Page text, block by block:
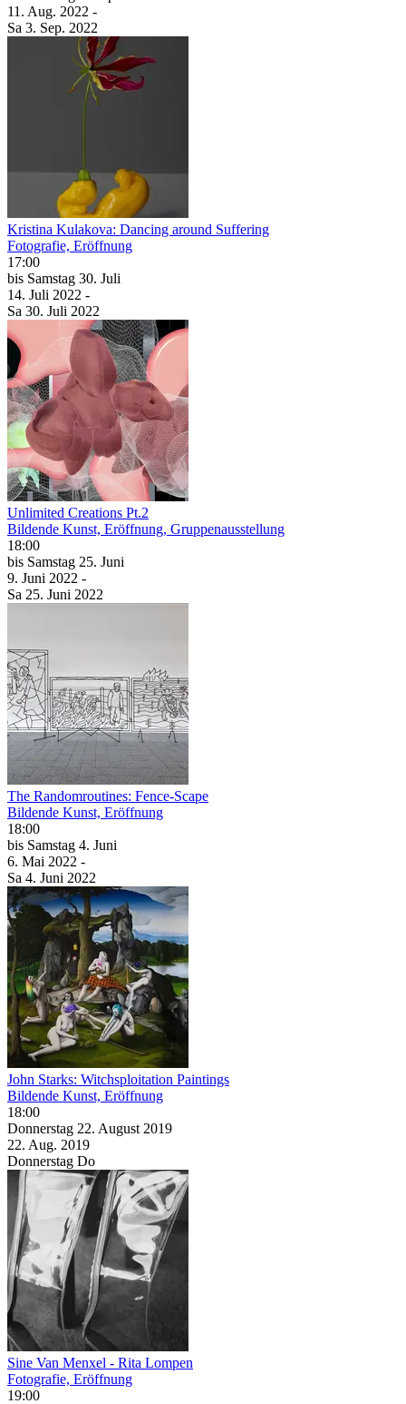
11. Aug. 2022 -
Sa 3. Sep. 2022
Kristina Kulakova: Dancing around Suffering
Fotografie, Eröffnung
17:00
bis Samstag 30. Juli
14. Juli 2022 -
Sa 30. Juli 2022
Unlimited Creations Pt.2
Bildende Kunst, Eröffnung, Gruppenausstellung
18:00
bis Samstag 25. Juni
9. Juni 2022 -
Sa 25. Juni 2022
The Randomroutines: Fence-Scape
Bildende Kunst, Eröffnung
18:00
bis Samstag 4. Juni
6. Mai 2022 -
Sa 4. Juni 2022
John Starks: Witchsploitation Paintings
Bildende Kunst, Eröffnung
18:00
Donnerstag 22. August 2019
22. Aug. 2019
Donnerstag Do
Sine Van Menxel - Rita Lompen
Fotografie, Eröffnung
19:00